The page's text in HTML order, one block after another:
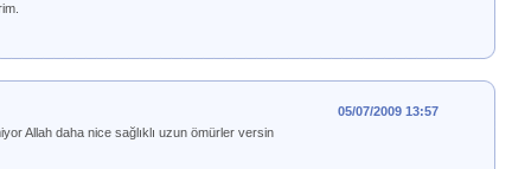
05/07/2009 13:57
Allah daha nice sağlıklı uzun ömürler versin